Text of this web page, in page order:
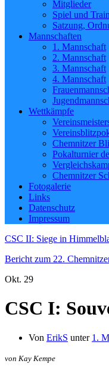
Mitglieder
Spiel und
Satzung,
Mannschaften
1. Mannschaft
2. Mannschaft
3. Mannschaft
4. Mannschaft
Wettkämpfe
Chemnitzer
Pokalturnier
Chemnitzer
Fotogalerie
Links
Datenschutz
Impressum
CSC II: Siege in
Bericht zum 22.
Okt. 29
CSC I:
Von ErikS unter 1.
von Kay Kempe